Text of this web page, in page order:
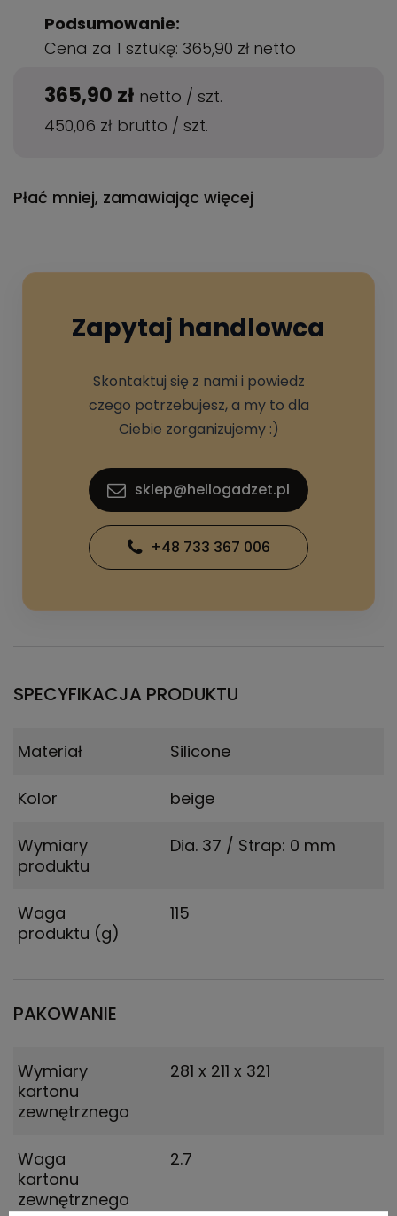
Podsumowanie:
Cena za 1 sztukę: 365,90 zł netto
365,90 zł netto / szt.
450,06 zł brutto / szt.
Płać mniej, zamawiając więcej
Zapytaj handlowca
Skontaktuj się z nami i powiedz
czego potrzebujesz, a my to dla
Ciebie zorganizujemy :)
sklep@hellogadzet.pl
+48 733 367 006
SPECYFIKACJA PRODUKTU
Materiał Silicone
Kolor beige
Wymiary
produktu
Dia. 37 / Strap: 0 mm
Waga
produktu (g)
115
PAKOWANIE
Wymiary
kartonu
zewnętrznego
281 x 211 x 321
Waga
kartonu
zewnętrznego
2.7